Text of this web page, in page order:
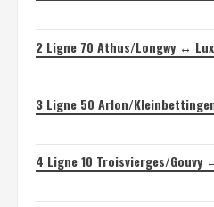
2 Ligne 70 Athus/Longwy ↔
3 Ligne 50 Arlon/
4 Ligne 10 Troisvierges/Gouvy